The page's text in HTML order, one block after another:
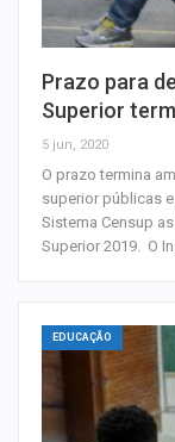
Prazo para
Superior
5 jun, 2020
O prazo termina
superior públicas
Sistema Censup
Superior 2019. O
EDUCAÇÃO